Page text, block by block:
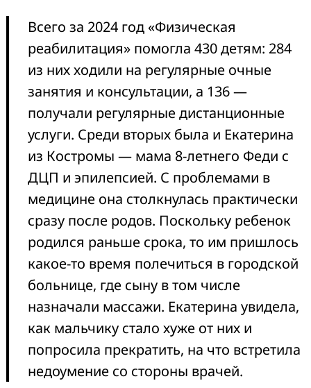
Всего за 2024 год «Физическая
реабилитация» помогла 430 детям: 284
из них ходили на регулярные очные
занятия и консультации, а 136 —
получали регулярные дистанционные
услуги. Среди вторых была и Екатерина
из Костромы — мама 8-летнего Феди с
ДЦП и эпилепсией. С проблемами в
медицине она столкнулась практически
сразу после родов. Поскольку ребенок
родился раньше срока, то им пришлось
какое-то время полечиться в городской
больнице, где сыну в том числе
назначали массажи. Екатерина увидела,
как мальчику стало хуже от них и
попросила прекратить, на что встретила
недоумение со стороны врачей.